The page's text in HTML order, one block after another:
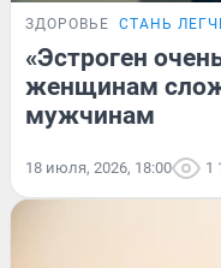
ЗДОРОВЬЕ СТАНЬ
«Эстроген
женщинам
мужчинам
18 июля, 2026, 18:00 1